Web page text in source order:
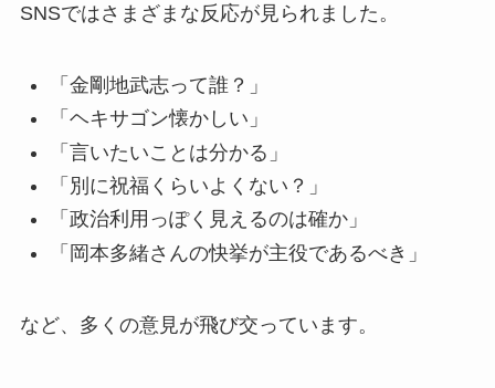
SNSではさまざまな反応が見られました。
「金剛地武志って誰？」
「ヘキサゴン懐かしい」
「言いたいことは分かる」
「別に祝福くらいよくない？」
「政治利用っぽく見えるのは確か」
「岡本多緒さんの快挙が主役であるべき」
など、多くの意見が飛び交っています。